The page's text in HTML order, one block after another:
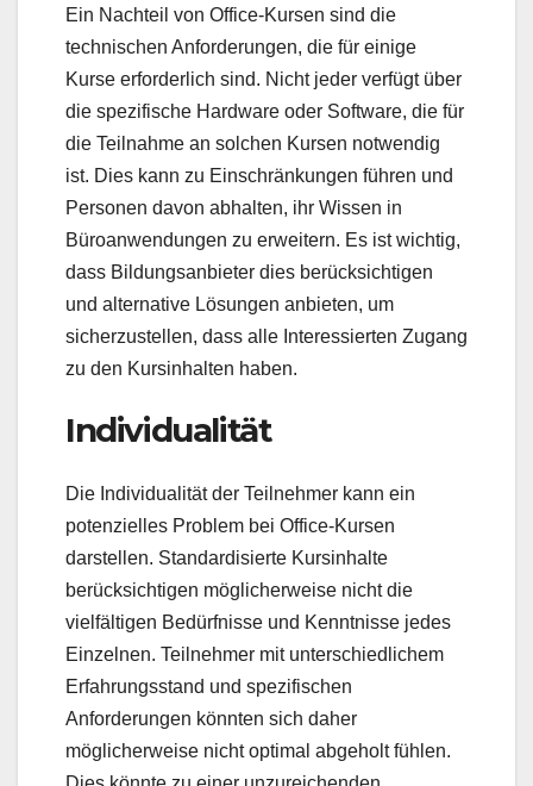
Ein Nachteil von Office-Kursen sind die
technischen Anforderungen, die für einige
Kurse erforderlich sind. Nicht jeder verfügt über
die spezifische Hardware oder Software, die für
die Teilnahme an solchen Kursen notwendig
ist. Dies kann zu Einschränkungen führen und
Personen davon abhalten, ihr Wissen in
Büroanwendungen zu erweitern. Es ist wichtig,
dass Bildungsanbieter dies berücksichtigen
und alternative Lösungen anbieten, um
sicherzustellen, dass alle Interessierten Zugang
zu den Kursinhalten haben.
Individualität
Die Individualität der Teilnehmer kann ein
potenzielles Problem bei Office-Kursen
darstellen. Standardisierte Kursinhalte
berücksichtigen möglicherweise nicht die
vielfältigen Bedürfnisse und Kenntnisse jedes
Einzelnen. Teilnehmer mit unterschiedlichem
Erfahrungsstand und spezifischen
Anforderungen könnten sich daher
möglicherweise nicht optimal abgeholt fühlen.